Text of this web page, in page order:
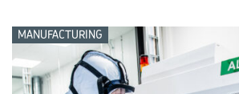
MANUFACTURING